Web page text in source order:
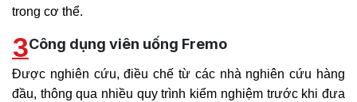
trong cơ thể.
3Công dụng viên uống Fremo
Được nghiên cứu, điều chế từ các nhà nghiên cứu hàng
đầu, thông qua nhiều quy trình kiểm nghiệm trước khi đưa